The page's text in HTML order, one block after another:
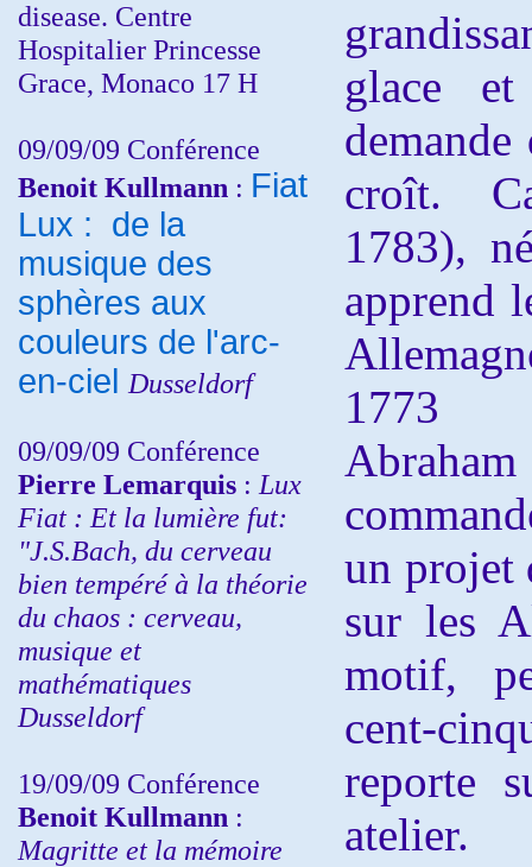
disease. Centre
Hospitalier Princesse
Grace, Monaco 17 H
09/09/09 Conférence
Benoit Kullmann : Fiat
Lux : de la
musique des
sphères aux
couleurs de l'arc-
en-ciel Dusseldorf
09/09/09 Conférence
Pierre Lemarquis : Lux
Fiat : Et la lumière fut:
"J.S.Bach, du cerveau
bien tempéré à la théorie
du chaos : cerveau,
musique et
mathématiques
Dusseldorf
19/09/09 Conférence
Benoit Kullmann :
Magritte et la mémoire
glace
croît.
1783),
apprend
1773
un projet
sur les
motif,
cent-
reporte
atelier.